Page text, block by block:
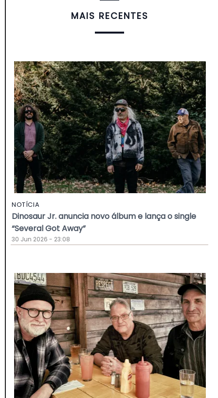
MAIS RECENTES
NOTÍCIA
Dinosaur Jr. anuncia novo álbum e lança o single
“Several Got Away”
30 Jun 2026 - 23:08